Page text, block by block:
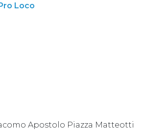
Loco
Apostolo Piazza Matteotti